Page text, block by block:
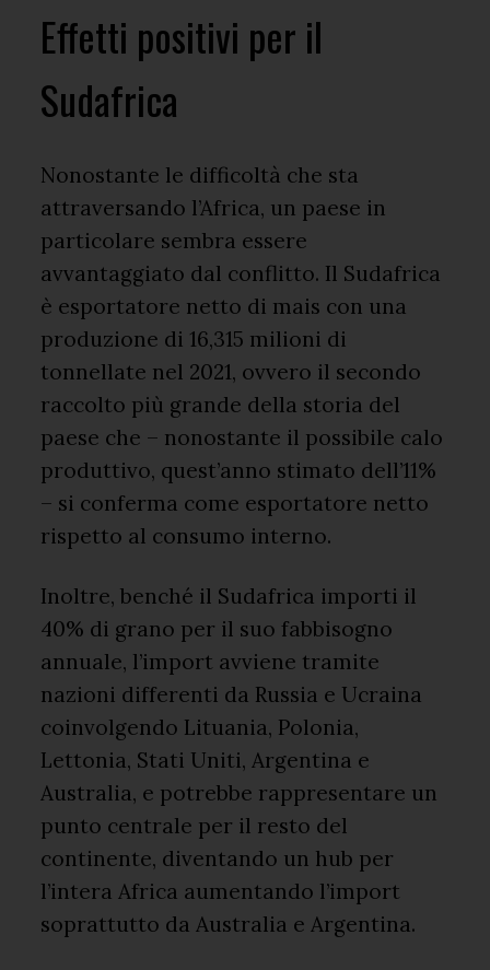
Effetti positivi per il
Sudafrica
Nonostante le difficoltà che sta
attraversando l’Africa, un paese in
particolare sembra essere
avvantaggiato dal conflitto. Il Sudafrica
è esportatore netto di mais con una
produzione di 16,315 milioni di
tonnellate nel 2021, ovvero il secondo
raccolto più grande della storia del
paese che – nonostante il possibile calo
produttivo, quest’anno stimato dell’11%
– si conferma come esportatore netto
rispetto al consumo interno.
Inoltre, benché il Sudafrica importi il
40% di grano per il suo fabbisogno
annuale, l’import avviene tramite
nazioni differenti da Russia e Ucraina
coinvolgendo Lituania, Polonia,
Lettonia, Stati Uniti, Argentina e
Australia, e potrebbe rappresentare un
punto centrale per il resto del
continente, diventando un hub per
l’intera Africa aumentando l’import
soprattutto da Australia e Argentina.